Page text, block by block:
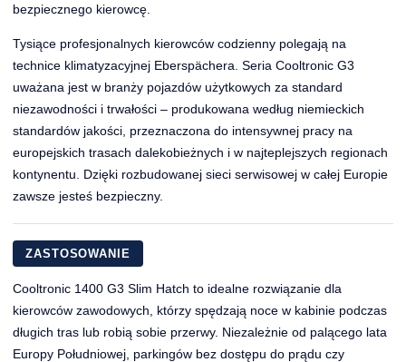
bezpiecznego kierowcę.
Tysiące profesjonalnych kierowców codzienny polegają na
technice klimatyzacyjnej Eberspächera. Seria Cooltronic G3
uważana jest w branży pojazdów użytkowych za standard
niezawodności i trwałości – produkowana według niemieckich
standardów jakości, przeznaczona do intensywnej pracy na
europejskich trasach dalekobieżnych i w najteplejszych regionach
kontynentu. Dzięki rozbudowanej sieci serwisowej w całej Europie
zawsze jesteś bezpieczny.
ZASTOSOWANIE
Cooltronic 1400 G3 Slim Hatch to idealne rozwiązanie dla
kierowców zawodowych, którzy spędzają noce w kabinie podczas
długich tras lub robią sobie przerwy. Niezależnie od palącego lata
Europy Południowej, parkingów bez dostępu do prądu czy